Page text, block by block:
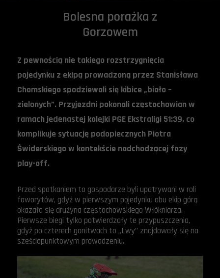
Z pewnością nie takiego rozstrzygnięcia
pojedynku z ekipą prowadzoną przez Stanisława
Chomskiego spodziewali się kibice „biało –
zielonych”. Przyjezdni pokonali częstochowian w
ramach jedenastej kolejki PGE Ekstraligi 51:39, co
komplikuje sytuację podopiecznych Piotra
Świderskiego w kontekście nadchodzącej fazy
play-off.
Przed spotkaniem to gospodarze byli upatrywani w roli
faworytów, gdyż w pierwszym pojedynku obu ekip górą
okazała się drużyna częstochowskiego Włókniarza.
Pierwsze biegi tylko potwierdzały te przypuszczenia,
gdyż po czterech gonitwach to „Lwy” znajdowały się na
sześciopunktowym prowadzeniu.
Bolesna porażka z
Gorzowem